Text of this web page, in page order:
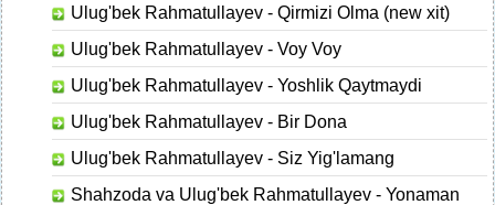
Ulug'bek Rahmatullayev - Qirmizi Olma (new xit)
Ulug'bek Rahmatullayev - Voy Voy
Ulug'bek Rahmatullayev - Yoshlik Qaytmaydi
Ulug'bek Rahmatullayev - Bir Dona
Ulug'bek Rahmatullayev - Siz Yig'lamang
Shahzoda va Ulug'bek Rahmatullayev - Yonaman